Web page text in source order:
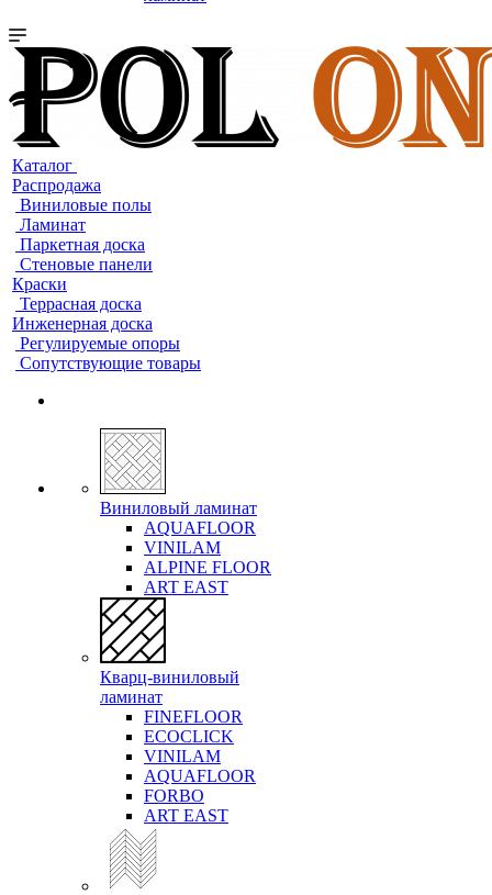
Каталог
Распродажа
Виниловые полы
Ламинат
Паркетная доска
Стеновые панели
Краски
Террасная доска
Инженерная доска
Регулируемые опоры
Сопутствующие товары
Виниловый ламинат
AQUAFLOOR
VINILAM
ALPINE FLOOR
ART EAST
Кварц-виниловый
ламинат
FINEFLOOR
ECOCLICK
VINILAM
AQUAFLOOR
FORBO
ART EAST